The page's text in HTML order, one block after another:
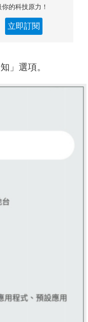
的科技原力！
立即訂閱
」選項。